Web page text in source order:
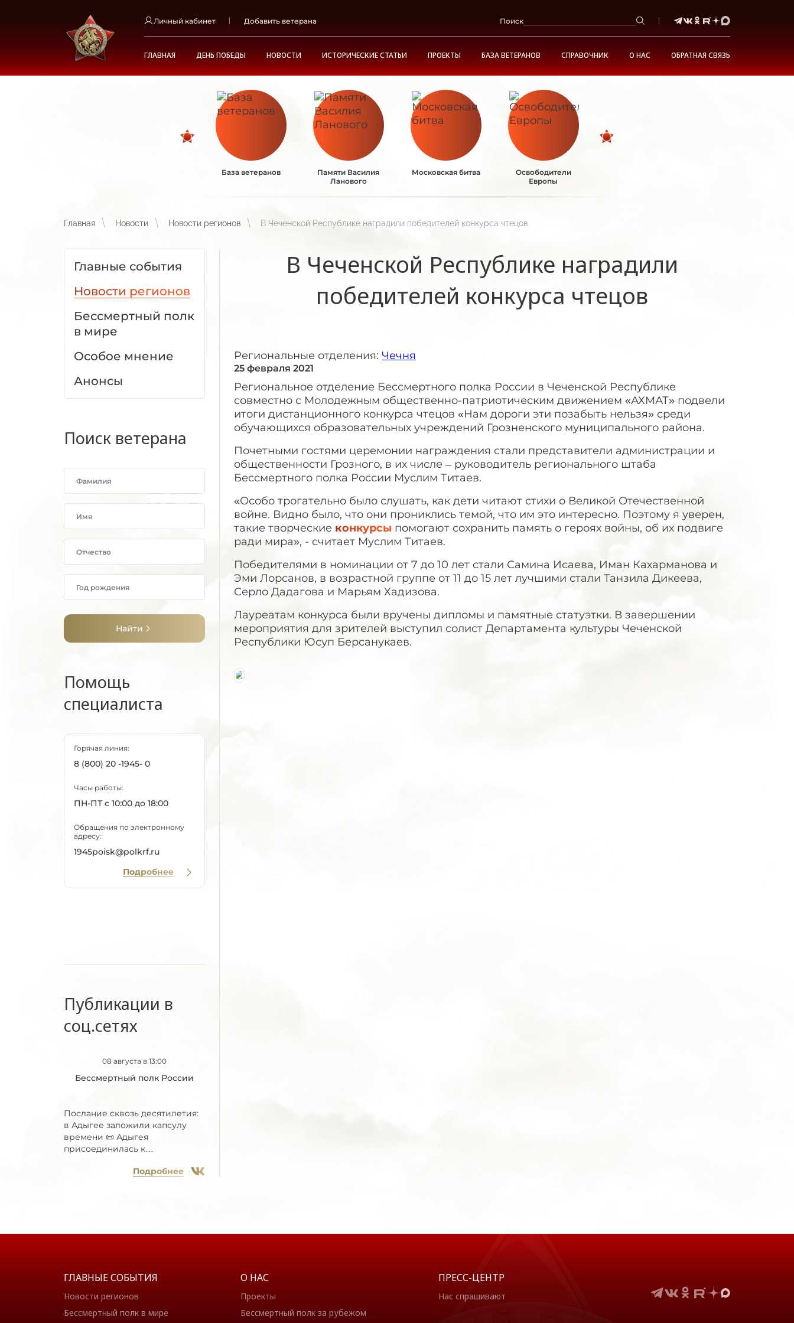
Личный кабинет Добавить ветерана Поиск
ГЛАВНАЯ ДЕНЬ ПОБЕДЫ НОВОСТИ ИСТОРИЧЕСКИЕ СТАТЬИ ПРОЕКТЫ БАЗА ВЕТЕРАНОВ СПРАВОЧНИК О НАС ОБРАТНАЯ СВЯЗЬ
База ветеранов
Памяти Василия
Ланового
Московская битва
Освободители
Европы
Главная Новости Новости регионов В Чеченской Республике наградили победителей конкурса чтецов
Главные события
Новости регионов
Бессмертный полк
в мире
Особое мнение
Анонсы
Поиск ветерана
Найти
Помощь
специалиста
Горячая линия:
8 (800) 20 -1945- 0
Часы работы:
ПН-ПТ с 10:00 до 18:00
Обращения по электронному
адресу:
1945poisk@polkrf.ru
Подробнее
Публикации в
соц.сетях
08 августа в 13:00
Бессмертный полк России
Послание сквозь десятилетия:
в Адыгее заложили капсулу
времени 📜 Адыгея
присоединилась к
Подробнее
В Чеченской Республике наградили
победителей конкурса чтецов
Региональные отделения: Чечня
25 февраля 2021
Региональное отделение Бессмертного полка России в Чеченской Республике
совместно с Молодежным общественно-патриотическим движением «АХМАТ» подвели
итоги дистанционного конкурса чтецов «Нам дороги эти позабыть нельзя» среди
обучающихся образовательных учреждений Грозненского муниципального района.
Почетными гостями церемонии награждения стали представители администрации и
общественности Грозного, в их числе – руководитель регионального штаба
Бессмертного полка России Муслим Титаев.
«Особо трогательно было слушать, как дети читают стихи о Великой Отечественной
войне. Видно было, что они прониклись темой, что им это интересно. Поэтому я уверен,
такие творческие конкурсы помогают сохранить память о героях войны, об их подвиге
ради мира», - считает Муслим Титаев.
Победителями в номинации от 7 до 10 лет стали Самина Исаева, Иман Кахарманова и
Эми Лорсанов, в возрастной группе от 11 до 15 лет лучшими стали Танзила Дикеева,
Серло Дадагова и Марьям Хадизова.
Лауреатам конкурса были вручены дипломы и памятные статуэтки. В завершении
мероприятия для зрителей выступил солист Департамента культуры Чеченской
Республики Юсуп Берсанукаев.
ГЛАВНЫЕ СОБЫТИЯ
Новости регионов
Бессмертный полк в мире
О НАС
Проекты
Бессмертный полк за рубежом
ПРЕСС-ЦЕНТР
Нас спрашивают